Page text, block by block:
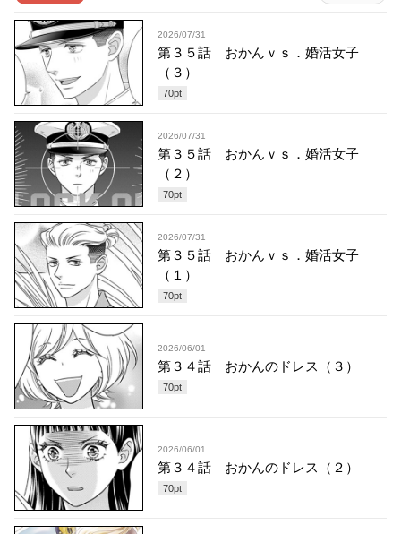
2026/07/31
第３５話 おかんｖｓ．婚活女子
（３）
70pt
2026/07/31
第３５話 おかんｖｓ．婚活女子
（２）
70pt
2026/07/31
第３５話 おかんｖｓ．婚活女子
（１）
70pt
2026/06/01
第３４話 おかんのドレス（３）
70pt
2026/06/01
第３４話 おかんのドレス（２）
70pt